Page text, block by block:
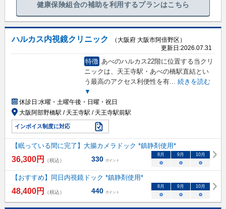
健康保険組合の補助を利用するプランはこちら
ハルカス内視鏡クリニック
（大阪府 大阪市阿倍野区）
更新日:2026.07.31
特徴 あべのハルカス22階に位置する当クリ
ニックは、天王寺駅・あべの橋駅直結とい
う最高のアクセス利便性を有... 続きを読む
▼
休診日:水曜・土曜午後・日曜・祝日
大阪阿部野橋駅 / 天王寺駅 / 天王寺駅前駅
インボイス制度に対応
【眠っている間に完了】大腸カメラドック *鎮静剤使用*
36,300円 （税込） 330 ポイント
8月 9月 10月
○ ○ ○
【おすすめ】同日内視鏡ドック *鎮静剤使用*
48,400円 （税込） 440 ポイント
8月 9月 10月
○ ○ ○